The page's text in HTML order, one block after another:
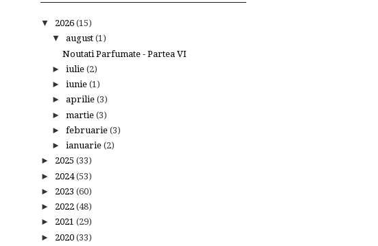
▼ 2026 (15)
▼ august (1)
Noutati Parfumate - Partea VI
► iulie (2)
► iunie (1)
► aprilie (3)
► martie (3)
► februarie (3)
► ianuarie (2)
► 2025 (33)
► 2024(53)
► 2023 (60)
► 2022 (48)
► 2021 (29)
► 2020 (33)